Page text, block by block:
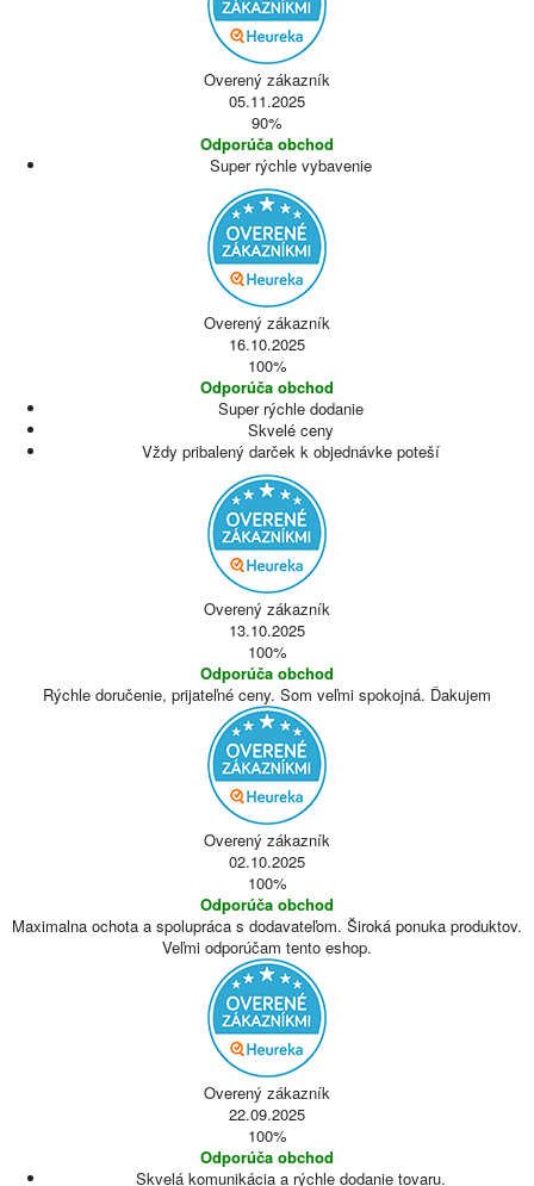
Overený zákazník
05.11.2025
90%
Odporúča obchod
Super rýchle vybavenie
Overený zákazník
16.10.2025
100%
Odporúča obchod
Super rýchle dodanie
Skvelé ceny
Vždy pribalený darček k objednávke poteší
Overený zákazník
13.10.2025
100%
Odporúča obchod
Rýchle doručenie, prijateľné ceny. Som veľmi spokojná. Ďakujem
Overený zákazník
02.10.2025
100%
Odporúča obchod
Maximalna ochota a spolupráca s dodavateľom. Široká ponuka produktov.
Veľmi odporúčam tento eshop.
Overený zákazník
22.09.2025
100%
Odporúča obchod
Skvelá komunikácia a rýchle dodanie tovaru.